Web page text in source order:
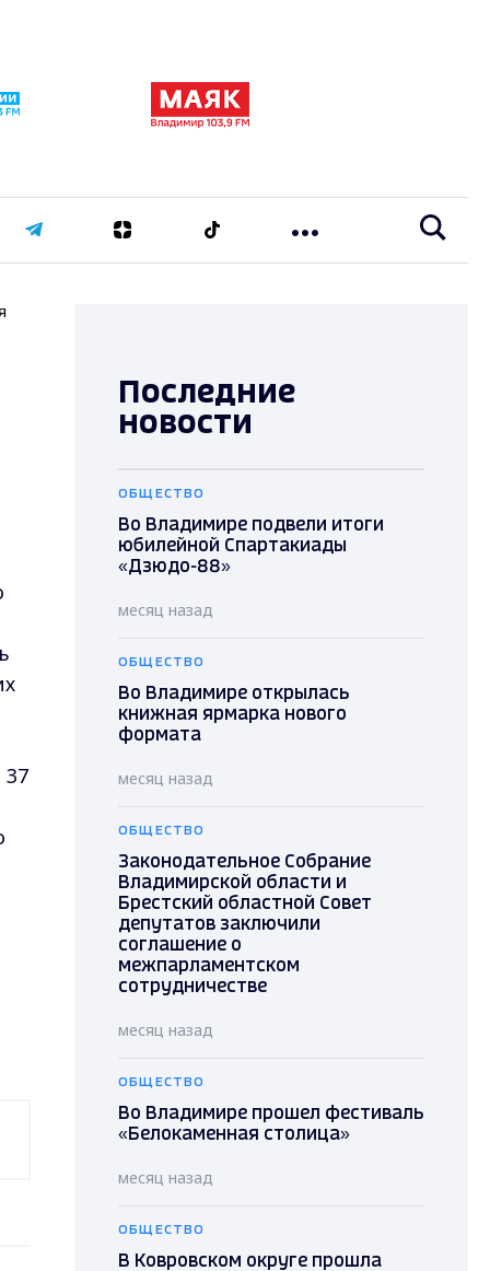
37
Последние
новости
ОБЩЕСТВО
Во Владимире подвели итоги
юбилейной Спартакиады
«Дзюдо-88»
месяц назад
ОБЩЕСТВО
Во Владимире открылась
книжная ярмарка нового
формата
месяц назад
ОБЩЕСТВО
Законодательное Собрание
Владимирской области и
Брестский областной Совет
депутатов заключили
соглашение о
межпарламентском
сотрудничестве
месяц назад
ОБЩЕСТВО
Во Владимире прошел фестиваль
«Белокаменная столица»
месяц назад
ОБЩЕСТВО
В Ковровском округе прошла